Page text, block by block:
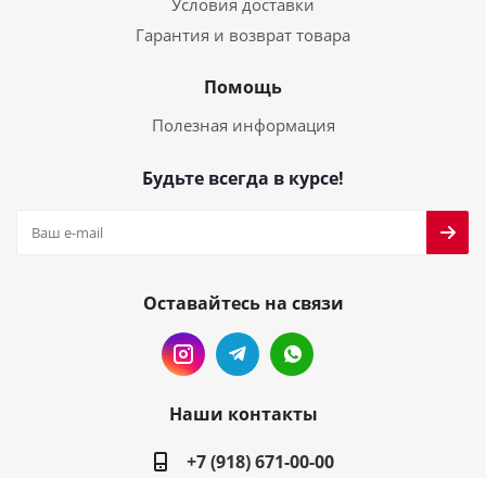
Условия доставки
Гарантия и возврат товара
Помощь
Полезная информация
Будьте всегда в курсе!
Оставайтесь на связи
Наши контакты
+7 (918) 671-00-00